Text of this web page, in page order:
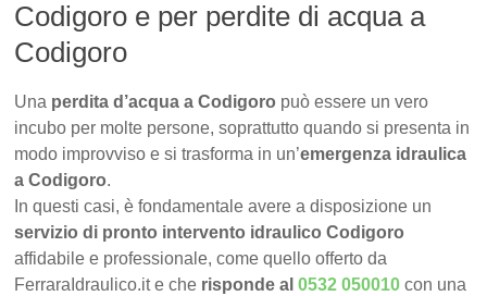
Codigoro e per perdite di acqua a
Codigoro
Una perdita d’acqua a Codigoro può essere un vero
incubo per molte persone, soprattutto quando si presenta in
modo improvviso e si trasforma in un’emergenza idraulica
a Codigoro.
In questi casi, è fondamentale avere a disposizione un
servizio di pronto intervento idraulico Codigoro
affidabile e professionale, come quello offerto da
FerraraIdraulico.it e che risponde al0532 050010 con una